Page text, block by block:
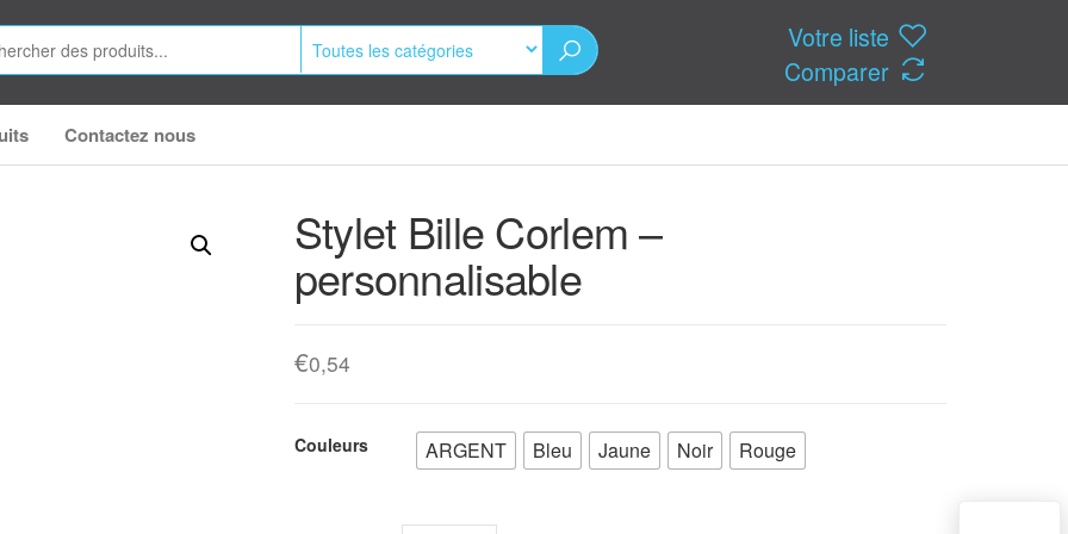
Votre liste
Comparer
Contactez nous
Stylet Bille Corlem –
personnalisable
€0,54
Couleurs ARGENT Bleu Jaune Noir Rouge